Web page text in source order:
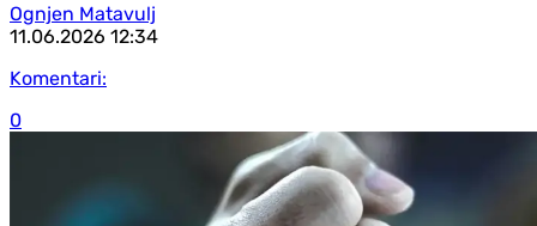
Ognjen Matavulj
11.06.2026 12:34
Komentari:
0